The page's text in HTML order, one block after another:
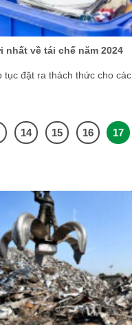
nhất về tái chế năm 2024
tục đặt ra thách thức cho
14 15 16 17